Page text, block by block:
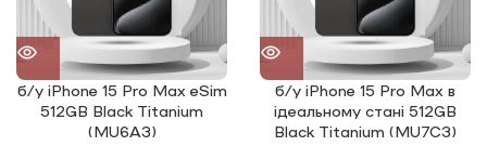
б/у iPhone 15 Pro Max eSim
512GB Black Titanium
(MU6A3)
б/у iPhone 15 Pro Max в
ідеальному стані 512GB
Black Titanium (MU7C3)